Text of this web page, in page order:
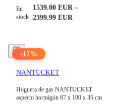
En
stock
1539.00 EUR–
2399.99 EUR
-17%
NANTUCKET
Hoguera de gas NANTUCKET
aspecto hormigón 67 x 100 x 35 cm